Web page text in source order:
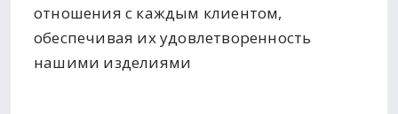
отношения с каждым клиентом,
обеспечивая их удовлетворенность
нашими изделиями